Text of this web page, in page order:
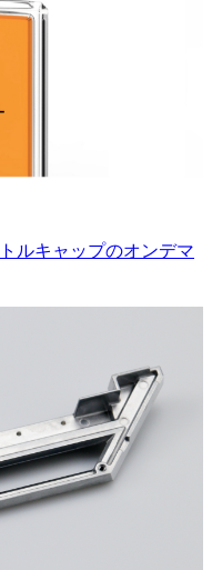
ルキャップのオンデマ